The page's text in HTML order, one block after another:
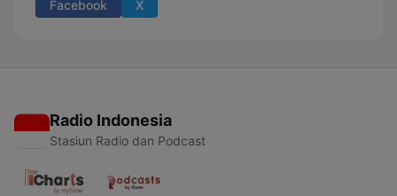
Facebook X
Radio Indonesia
Stasiun Radio dan Podcast